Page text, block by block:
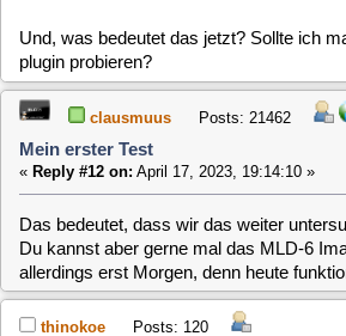
Peter
[1]2 >>> MLD-6.x / General / Mein
Home Next Page
Users Online